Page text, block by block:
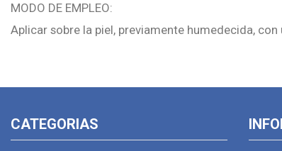
MODO DE EMPLEO:
Aplicar sobre la piel, previamente humedecida,
CATEGORIAS